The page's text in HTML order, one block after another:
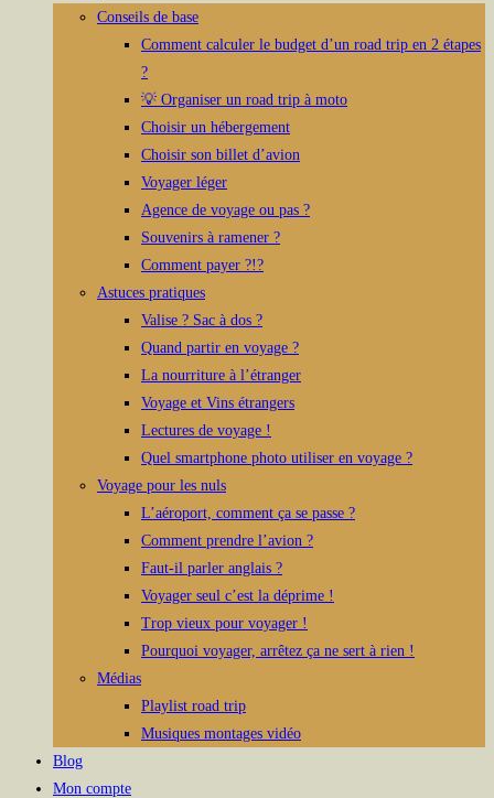
Conseils de base
Comment calculer le budget d’un road trip en 2 étapes
?
💡 Organiser un road trip à moto
Choisir un hébergement
Choisir son billet d’avion
Voyager léger
Agence de voyage ou pas ?
Souvenirs à ramener ?
Comment payer ?!?
Astuces pratiques
Valise ? Sac à dos ?
Quand partir en voyage ?
La nourriture à l’étranger
Voyage et Vins étrangers
Lectures de voyage !
Quel smartphone photo utiliser en voyage ?
Voyage pour les nuls
L’aéroport, comment ça se passe ?
Comment prendre l’avion ?
Faut-il parler anglais ?
Voyager seul c’est la déprime !
Trop vieux pour voyager !
Pourquoi voyager, arrêtez ça ne sert à rien !
Médias
Playlist road trip
Musiques montages vidéo
Blog
Mon compte